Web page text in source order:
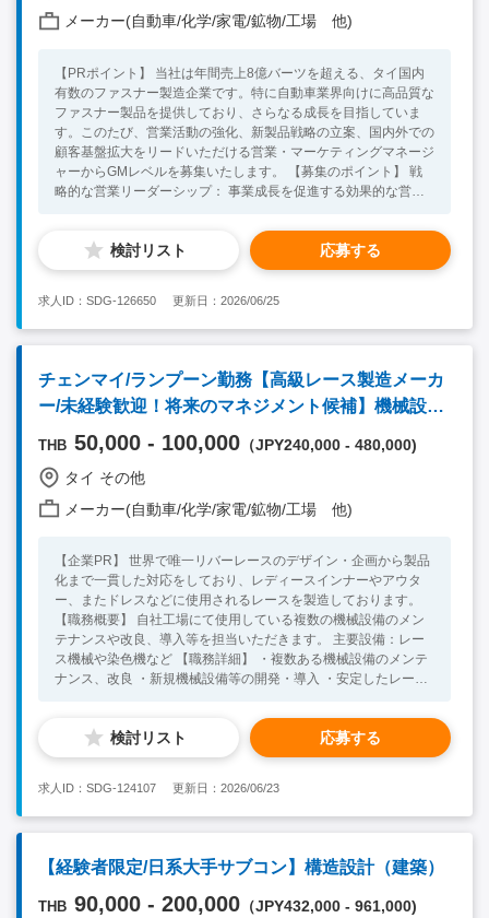
メーカー(自動車/化学/家電/鉱物/工場 他)
【PRポイント】 当社は年間売上8億バーツを超える、タイ国内
有数のファスナー製造企業です。特に自動車業界向けに高品質な
ファスナー製品を提供しており、さらなる成長を目指していま
す。このたび、営業活動の強化、新製品戦略の立案、国内外での
顧客基盤拡大をリードいただける営業・マーケティングマネージ
ャーからGMレベルを募集いたします。 【募集のポイント】 戦
略的な営業リーダーシップ： 事業成長を促進する効果的な営
会・顧客開拓に積極的に取り組む 高い影響力のあるポジショ
ン： 年間売上10億バーツ以上を目指す重要な役割 【業務内容】
営業マネージャーからGMとして顧客・市場開拓のためのマーケ
上目標達成と顧客拡大に向けた営業・マーケティング戦略の策
定・実行 ・新製品や新規顧客（海外含む）の獲得機会の特定と
追求 ・営業チームのマネジメントと高パフォーマンスの推進 ・
既存顧客との関係強化と新規顧客との接点構築 ・市場調査の実
施、業界動向や競合状況の把握 ・売上予測、予算、業績レポー
トの作成と管理 ・生産、物流チームと連携し、納期管理と顧客
表業務 【語学】 ・英語日常会話レベル以上 【求めている人物
像】 ・製造企業にて営業マネジメント業務のご経験がある方。
【必須要件】 ・タイ語ビジネスレベル以上（社内コミュニケー
ション / 社内公用語がタイ語） ・B2Bビジネスにおける営業また
ネスの経験 （部品・素材・機械・設備・商社・OEM向けなど幅
広く可） ・売上拡大・顧客開拓に主体的に関わった経験 ・チー
ムまたはプロジェクトのリード経験 （人数不問／プレイングマ
ネージャー可） ・タイ国内での就業経験、またはタイ市場への
理解 ・英文レジュメの提出が可能な方 【歓迎要件】 ・自動車／
電機／機械／金属加工など量産製造業の経験 ・海外顧客・輸出
入・ASEANまたはグローバルビジネス経験 ・営業戦略・マーケ
可） ・新規事業、新製品、新市場の立ち上げ経験 ・工場・生
産・SCMと連携した業務経験 【求める人物像】 ・業界に縛られ
ず、「売上を伸ばす」ことに強い興味がある方 ・既存のやり方
をなぞるより、改善・変革を楽しめる方 ・プレイヤーから事業
場の両方を見られる方
検討リスト 応募する
求人ID：SDG-126650 更新日：2026/06/25
チェンマイ/ランプーン勤務【高級レース製造メーカ
ー/未経験歓迎！将来のマネジメント候補】機械設備
エンジニア
THB 50,000 - 100,000 （JPY240,000 - 480,000)
タイ その他
メーカー(自動車/化学/家電/鉱物/工場 他)
【企業PR】 世界で唯一リバーレースのデザイン・企画から製品
化まで一貫した対応をしており、レディースインナーやアウタ
ー、またドレスなどに使用されるレースを製造しております。
【職務概要】 自社工場にて使用している複数の機械設備のメン
テナンスや改良、導入等を担当いただきます。 主要設備：レー
ス機械や染色機など 【職務詳細】 ・複数ある機械設備のメンテ
ナンス、改良 ・新規機械設備等の開発・導入 ・安定したレース
ご経験があれば尚良いですが、未経験でも機械や電気知識や素養
があれば成長可能な環境です。 【必須スキル】 ・電気/機械学部
卒もしくは高専卒の方 ・入社後にタイ語を学ぶ意欲のある方 ・
メンテナンスなどエンジニア経験がある方 ・タイ語日常会話レ
ベル以上（現場でのコミュニケーション） ・セクションマネジ
メントのご経験のある方 ※社内はタイ語＞日本語＞英語/通訳あ
り
検討リスト 応募する
求人ID：SDG-124107 更新日：2026/06/23
【経験者限定/日系大手サブコン】構造設計（建築）
THB 90,000 - 200,000 （JPY432,000 - 961,000)